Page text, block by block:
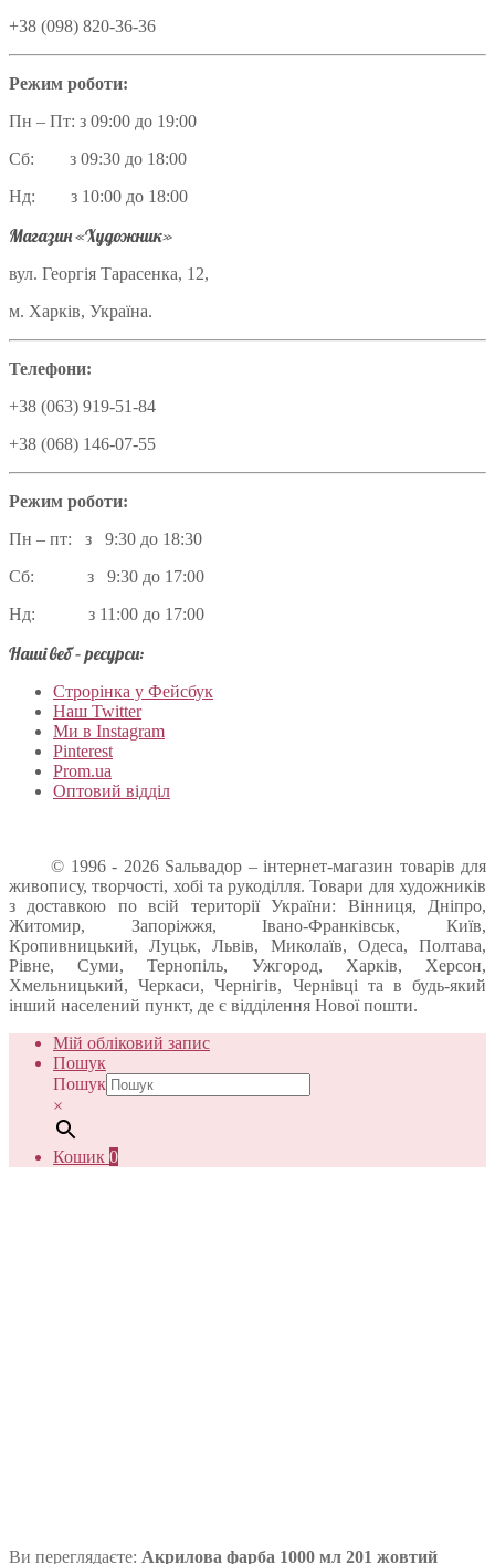
+38 (098) 820-36-36
Режим роботи:
Пн – Пт: з 09:00 до 19:00
Сб: з 09:30 до 18:00
Нд: з 10:00 до 18:00
Магазин «Художник»
вул. Георгія Тарасенка, 12,
м. Харків, Україна.
Телефони:
+38 (063) 919-51-84
+38 (068) 146-07-55
Режим роботи:
Пн – пт: з 9:30 до 18:30
Сб: з 9:30 до 17:00
Нд: з 11:00 до 17:00
Наші веб – ресурси:
Строрінка у Фейсбук
Наш Twitter
Ми в Instagram
Pinterest
Prom.ua
Оптовий відділ
© 1996 - 2026 Sальвадор – інтернет-магазин товарів для
живопису, творчості, хобі та рукоділля. Товари для художників
з доставкою по всій території України: Вінниця, Дніпро,
Житомир, Запоріжжя, Івано-Франківськ, Київ,
Кропивницький, Луцьк, Львів, Миколаїв, Одеса, Полтава,
Рівне, Суми, Тернопіль, Ужгород, Харків, Херсон,
Хмельницький, Черкаси, Чернігів, Чернівці та в будь-який
інший населений пункт, де є відділення Нової пошти.
Мій обліковий запис
Пошук
Пошук
×
Кошик 0
Ви переглядаєте: Акрилова фарба 1000 мл 201 жовтий